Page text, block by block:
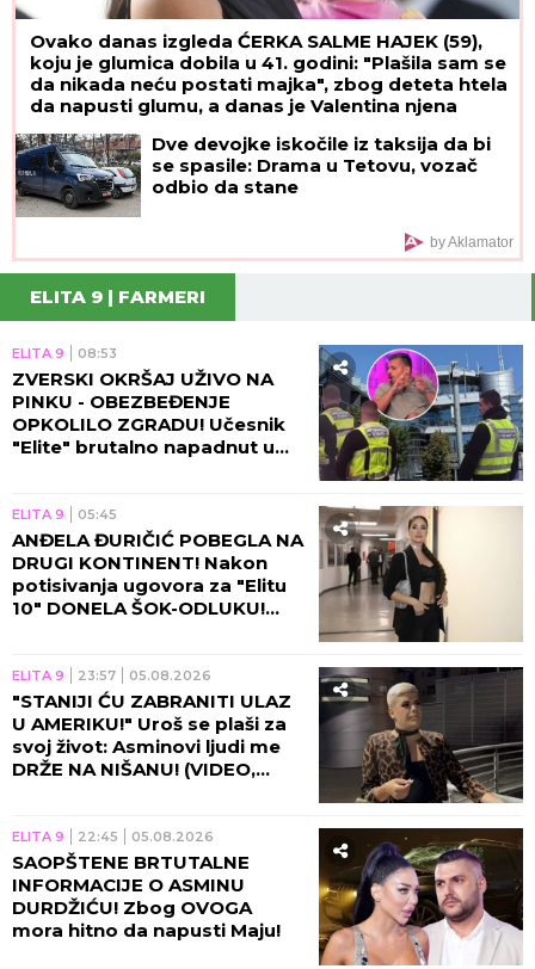
Ovako danas izgleda ĆERKA SALME HAJEK (59),
koju je glumica dobila u 41. godini: "Plašila sam se
da nikada neću postati majka", zbog deteta htela
da napusti glumu, a danas je Valentina njena
Dve devojke iskočile iz taksija da bi
se spasile: Drama u Tetovu, vozač
odbio da stane
by Aklamator
ELITA 9 | FARMERI
ELITA 9 08:53
ZVERSKI OKRŠAJ UŽIVO NA
PINKU - OBEZBEĐENJE
OPKOLILO ZGRADU! Učesnik
"Elite" brutalno napadnut u
ELITA 9 05:45
ANĐELA ĐURIČIĆ POBEGLA NA
DRUGI KONTINENT! Nakon
potisivanja ugovora za "Elitu
10" DONELA ŠOK-ODLUKU!
ELITA 9 23:57 05.08.2026
"STANIJI ĆU ZABRANITI ULAZ
U AMERIKU!" Uroš se plaši za
svoj život: Asminovi ljudi me
DRŽE NA NIŠANU! (VIDEO,
ELITA 9 22:45 05.08.2026
SAOPŠTENE BRTUTALNE
INFORMACIJE O ASMINU
DURDŽIĆU! Zbog OVOGA
mora hitno da napusti Maju!